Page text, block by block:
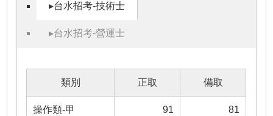
▸台水招考-技術士
▸台水招考-營運士
類別 正取 備取
操作類-甲 91 81